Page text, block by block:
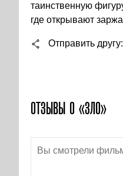
таинственную
где открывают
Отправить другу
ОТЗЫВЫ О «ЗЛО»